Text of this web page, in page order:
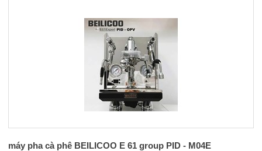
máy pha cà phê BEILICOO E 61 group PID - M04E